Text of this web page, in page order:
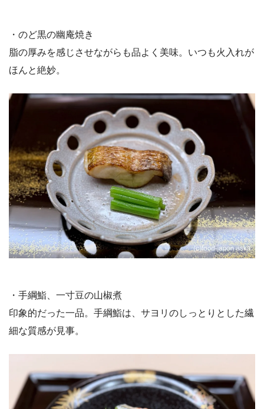
・のど黒の幽庵焼き
脂の厚みを感じさせながらも品よく美味。いつも火入れが
ほんと絶妙。
・手綱鮨、一寸豆の山椒煮
印象的だった一品。手綱鮨は、サヨリのしっとりとした繊
細な質感が見事。